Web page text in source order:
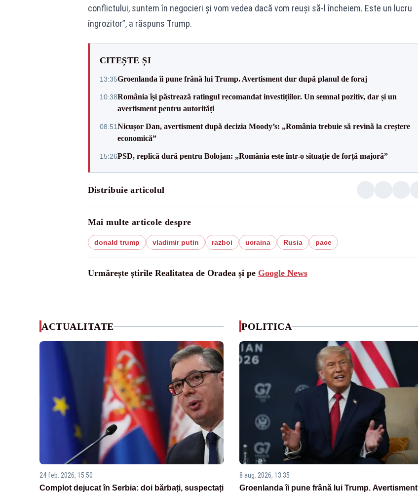
conflictului, suntem în negocieri și vom vedea dacă vom reuși să-l încheiem. Este un lucru
îngrozitor”, a răspuns Trump.
CITEȘTE ȘI
13:35Groenlanda îi pune frână lui Trump. Avertisment dur după planul de foraj
10:38România își păstrează ratingul recomandat investițiilor. Un semnal pozitiv, dar și un
avertisment pentru autorități
08:51Nicușor Dan, avertisment după decizia Moody’s: „România trebuie să revină la creștere
economică”
15:26PSD, replică dură pentru Bolojan: „România este într-o situație de forță majoră”
Distribuie articolul
Mai multe articole despre
donald trump vladimir putin razboi ucraina Rusia pace
Urmărește știrile Realitatea de Oradea și pe Google News
ACTUALITATE
24 feb. 2026, 15:50
Complot dejucat în Serbia: doi bărbați, suspectați
POLITICA
8 aug. 2026, 13:35
Groenlanda îi pune frână lui Trump. Avertisment